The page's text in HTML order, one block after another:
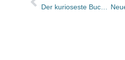
Der kurioseste Buchtitel des Jahres: Begegnungen mit dem Serienmörder. Jetzt sprechen die Opfer